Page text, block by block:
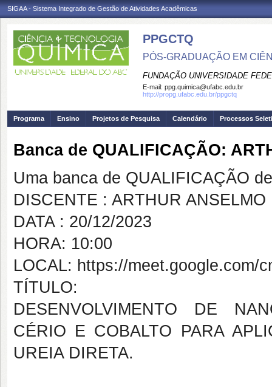
SIGAA - Sistema Integrado de Gestão de Atividades Acadêmicas
PPGCTQ
PÓS-GRADUAÇÃO EM
FUNDAÇÃO UNIVERSIDADE
E-mail: ppg.quimica@ufabc.edu.br
http://propg.ufabc.edu.br/ppgctq
Programa Ensino Projetos de Pesquisa Calendário Processos
Banca de QUALIFICAÇÃO:
Uma banca de QUALIFICAÇÃO
DISCENTE : ARTHUR ANSELMO
DATA : 20/12/2023
HORA: 10:00
LOCAL: https://meet.google.com/
TÍTULO:
DESENVOLVIMENTO DE
CÉRIO E COBALTO PARA
UREIA DIRETA.